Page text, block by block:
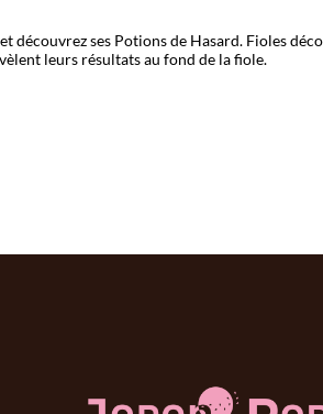
découvrez ses Potions de Hasard. Fioles
leurs résultats au fond de la fiole.